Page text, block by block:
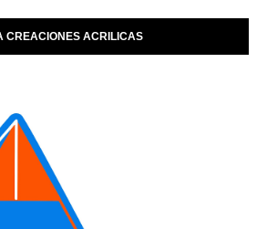
CREACIONES ACRILICAS